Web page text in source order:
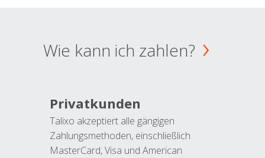
Wie kann ich zahlen?
Privatkunden
Talixo akzeptiert alle gängigen
Zahlungsmethoden, einschließlich
MasterCard, Visa und American